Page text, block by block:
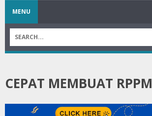
MENU
CEPAT MEMBUAT RPPM